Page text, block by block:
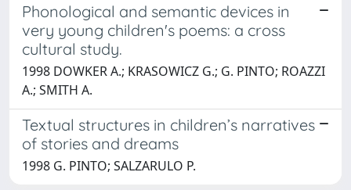
Phonological and semantic devices in
very young children's poems: a cross
cultural study.
1998 DOWKER A.; KRASOWICZ G.; G. PINTO; ROAZZI
A.; SMITH A.
Textual structures in children’s narratives
of stories and dreams
1998 G. PINTO; SALZARULO P.